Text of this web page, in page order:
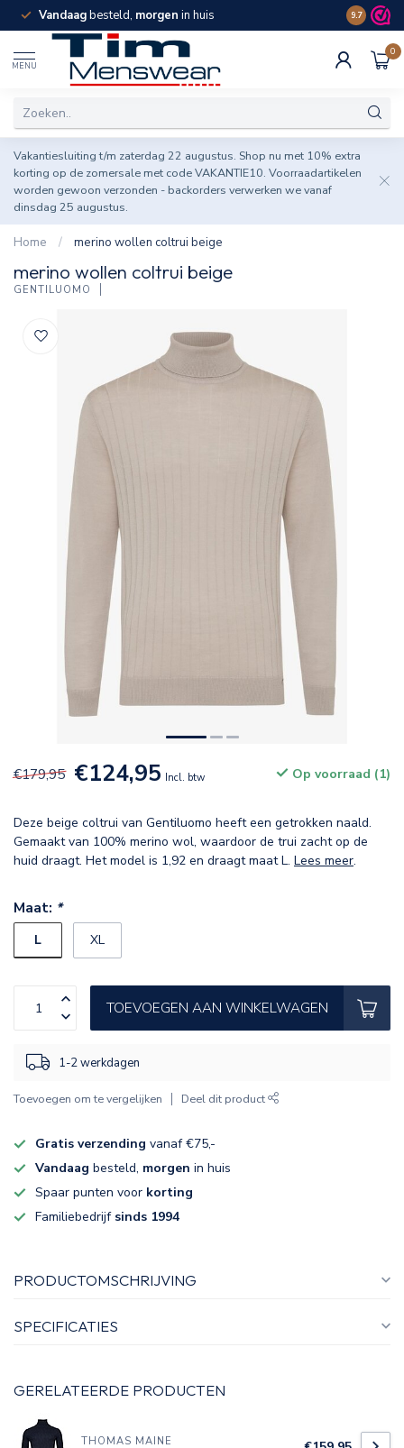
Vandaagbesteld, morgen in huis Spaar
9.7
MENU
0
Vakantiesluiting t/m zaterdag 22 augustus. Shop nu met 10% extra
korting op de zomersale met code VAKANTIE10. Voorraadartikelen
worden gewoon verzonden - backorders verwerken we vanaf
dinsdag 25 augustus.
Home / merino wollen coltrui beige
merino wollen coltrui beige
GENTILUOMO
€179,95 €124,95 Incl. btw Op voorraad (1)
Deze beige coltrui van Gentiluomo heeft een getrokken naald.
Gemaakt van 100% merino wol, waardoor de trui zacht op de
huid draagt. Het model is 1,92 en draagt maat L. Lees meer.
Maat: *
L XL
TOEVOEGEN AAN WINKELWAGEN
1-2 werkdagen
Toevoegen om te vergelijken Deel dit product
Gratis verzending vanaf €75,-
Vandaag besteld, morgen in huis
Spaar punten voor korting
Familiebedrijf sinds 1994
PRODUCTOMSCHRIJVING
SPECIFICATIES
GERELATEERDE PRODUCTEN
THOMAS MAINE